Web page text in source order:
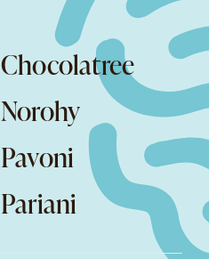
Chocolatree
Norohy
Pavoni
Pariani